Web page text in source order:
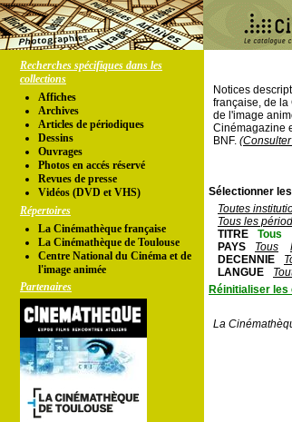
Recherches spécifiques dans les
collections
Affiches
Archives
Articles de périodiques
Dessins
Ouvrages
Photos en accés réservé
Revues de presse
Vidéos (DVD et VHS)
Répertoires
La Cinémathèque française
La Cinémathèque de Toulouse
Centre National du Cinéma et de
l'image animée
Partenaires
Notices
française, de la
de l'image
Cinémagazine
BNF.
Sélectionner
Toutes
Tous les
TITRE
Tous
PAYS
Tous
DECENNIE
LANGUE
Réinitialiser les
La